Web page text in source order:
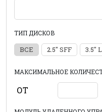
ТИП ДИСКОВ
ВСЕ 2.5" SFF 3.5"
МАКСИМАЛЬНОЕ
ОТ